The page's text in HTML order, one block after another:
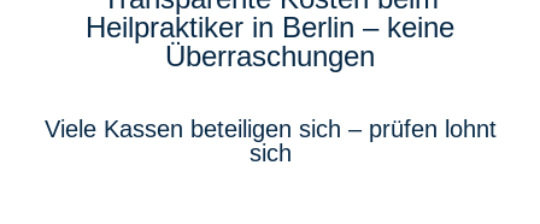
Heilpraktiker in Berlin – keine
Überraschungen
Viele Kassen beteiligen sich – prüfen lohnt
sich